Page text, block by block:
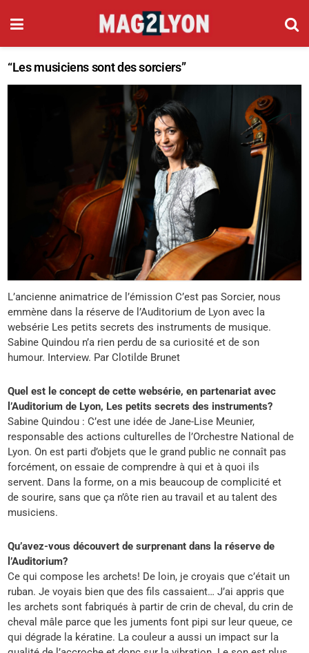
“Les musiciens sont des sorciers”
L’ancienne animatrice de l’émission C’est pas Sorcier, nous
emmène dans la réserve de l’Auditorium de Lyon avec la
websérie Les petits secrets des instruments de musique.
Sabine Quindou n’a rien perdu de sa curiosité et de son
humour. Interview. Par Clotilde Brunet
Quel est le concept de cette websérie, en partenariat avec
l’Auditorium de Lyon, Les petits secrets des instruments?
Sabine Quindou : C’est une idée de Jane-Lise Meunier,
responsable des actions culturelles de l’Orchestre National de
Lyon. On est parti d’objets que le grand public ne connaît pas
forcément, on essaie de comprendre à qui et à quoi ils
servent. Dans la forme, on a mis beaucoup de complicité et
de sourire, sans que ça n’ôte rien au travail et au talent des
musiciens.
Qu’avez-vous découvert de surprenant dans la réserve de
l’Auditorium?
Ce qui compose les archets! De loin, je croyais que c’était un
ruban. Je voyais bien que des fils cassaient… J’ai appris que
les archets sont fabriqués à partir de crin de cheval, du crin de
cheval mâle parce que les juments font pipi sur leur queue, ce
qui dégrade la kératine. La couleur a aussi un impact sur la